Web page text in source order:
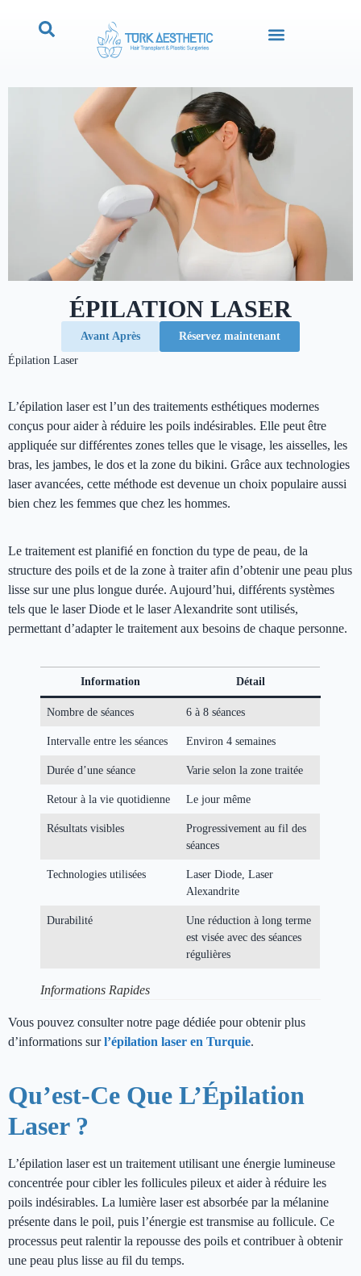
ÉPILATION LASER
Avant Après
Réservez maintenant
Épilation Laser
L’épilation laser est l’un des traitements esthétiques modernes
conçus pour aider à réduire les poils indésirables. Elle peut être
appliquée sur différentes zones telles que le visage, les aisselles, les
bras, les jambes, le dos et la zone du bikini. Grâce aux technologies
laser avancées, cette méthode est devenue un choix populaire aussi
bien chez les femmes que chez les hommes.
Le traitement est planifié en fonction du type de peau, de la
structure des poils et de la zone à traiter afin d’obtenir une peau plus
lisse sur une plus longue durée. Aujourd’hui, différents systèmes
tels que le laser Diode et le laser Alexandrite sont utilisés,
permettant d’adapter le traitement aux besoins de chaque personne.
Information Détail
Nombre de séances 6 à 8 séances
Intervalle entre les séances Environ 4 semaines
Durée d’une séance Varie selon la zone traitée
Retour à la vie quotidienne Le jour même
Résultats visibles
Progressivement au fil des
séances
Technologies utilisées
Laser Diode, Laser
Alexandrite
Durabilité
Une réduction à long terme
est visée avec des séances
régulières
Informations Rapides
Vous pouvez consulter notre page dédiée pour obtenir plus
d’informations surl’épilation laser en Turquie.
Qu’est-Ce Que L’Épilation
Laser ?
L’épilation laser est un traitement utilisant une énergie lumineuse
concentrée pour cibler les follicules pileux et aider à réduire les
poils indésirables. La lumière laser est absorbée par la mélanine
présente dans le poil, puis l’énergie est transmise au follicule. Ce
processus peut ralentir la repousse des poils et contribuer à obtenir
une peau plus lisse au fil du temps.